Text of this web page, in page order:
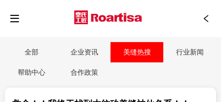
全部 企业资讯 美缝热搜 行业新闻
帮助中心 合作政策